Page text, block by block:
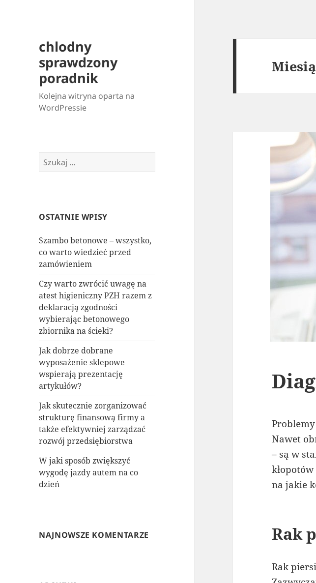
chlodny
sprawdzony
poradnik
Kolejna witryna oparta na
WordPressie
Szukaj:
OSTATNIE WPISY
Szambo betonowe – wszystko,
co warto wiedzieć przed
zamówieniem
Czy warto zwrócić uwagę na
atest higieniczny PZH razem z
deklaracją zgodności
wybierając betonowego
zbiornika na ścieki?
Jak dobrze dobrane
wyposażenie sklepowe
wspierają prezentację
artykułów?
Jak skutecznie zorganizować
strukturę finansową firmy a
także efektywniej zarządzać
rozwój przedsiębiorstwa
W jaki sposób zwiększyć
wygodę jazdy autem na co
dzień
NAJNOWSZE KOMENTARZE
Nawet
– są w
na jakie
Rak
Rak